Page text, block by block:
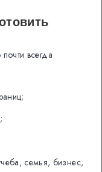
всегда
семья, бизнес,